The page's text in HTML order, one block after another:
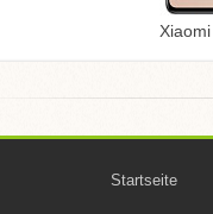
Startseite